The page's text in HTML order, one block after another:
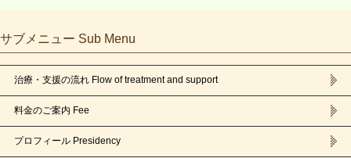
サブメニュー Sub Menu
治療・支援の流れ Flow of treatment and support
料金のご案内 Fee
プロフィール Presidency